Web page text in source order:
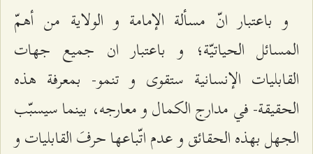
و باعتبار انّ مسألة الإمامة و الولاية من أهمّ
المسائل الحياتيّة؛ و باعتبار ان جميع جهات
القابليات الإنسانية ستقوى و تنمو- بمعرفة هذه
الحقيقة- في مدارج الكمال و معارجه، بينما سيسبّب
الجهل بهذه الحقائق و عدم اتّباعها حرفَ القابليات و